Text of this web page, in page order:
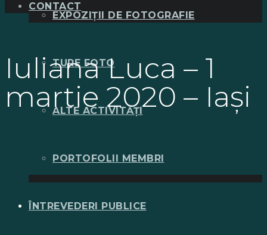
EXPOZIȚII DE FOTOGRAFIE
TURE FOTO
ALTE ACTIVITĂȚI
PORTOFOLII MEMBRI
ÎNTREVEDERI PUBLICE
CONTACT
Iuliana Luca – 1
martie 2020 – Iași